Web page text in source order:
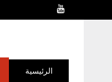
الرئيسية